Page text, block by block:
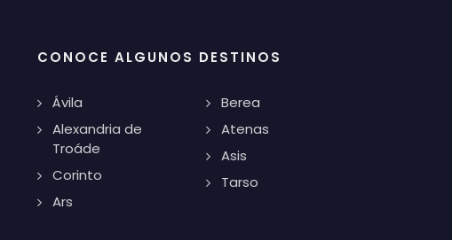
CONOCE ALGUNOS DESTINOS
Ávila
Alexandria de
Troáde
Corinto
Ars
Berea
Atenas
Asis
Tarso